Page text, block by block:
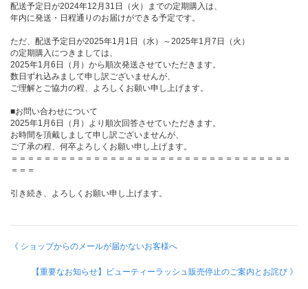
配送予定日が2024年12月31日（火）までの定期購入は、
年内に発送・日程通りのお届けができる予定です。
ただ、配送予定日が2025年1月1日（水）～2025年1月7日（火）
の定期購入につきましては、
2025年1月6日（月）から順次発送させていただきます。
数日ずれ込みまして申し訳ございませんが、
ご理解とご協力の程、よろしくお願い申し上げます。
■お問い合わせについて
2025年1月6日（月）より順次回答させていただきます。
お時間を頂戴しまして申し訳ございませんが、
ご了承の程、何卒よろしくお願い申し上げます。
＝＝＝＝＝＝＝＝＝＝＝＝＝＝＝＝＝＝＝＝＝＝＝＝＝＝＝＝＝＝＝＝＝＝
＝＝＝
引き続き、よろしくお願い申し上げます。
《 ショップからのメールが届かないお客様へ
【重要なお知らせ】ビューティーラッシュ販売停止のご案内とお詫び 》